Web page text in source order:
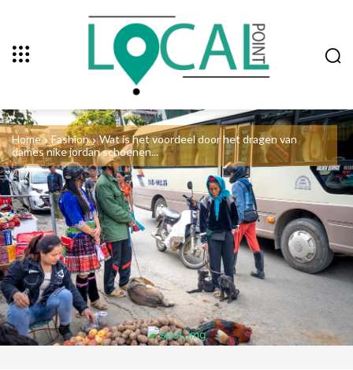
Home Fashion
Wat is het voordeel door het dragen van
dames nike jordan schoenen...